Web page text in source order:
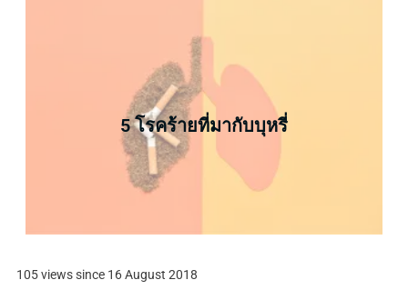
5 โรคร้ายที่มากับบุหรี่
105 views since 16 August 2018